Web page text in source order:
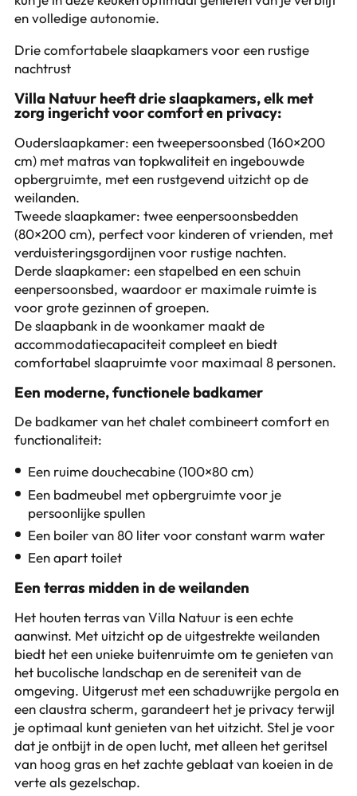
en volledige autonomie.
Drie comfortabele slaapkamers voor een rustige
nachtrust
Villa Natuur heeft drie slaapkamers, elk met
zorg ingericht voor comfort en privacy:
Ouderslaapkamer: een tweepersoonsbed (160×200
cm) met matras van topkwaliteit en ingebouwde
opbergruimte, met een rustgevend uitzicht op de
weilanden.
Tweede slaapkamer: twee eenpersoonsbedden
(80×200 cm), perfect voor kinderen of vrienden, met
verduisteringsgordijnen voor rustige nachten.
Derde slaapkamer: een stapelbed en een schuin
eenpersoonsbed, waardoor er maximale ruimte is
voor grote gezinnen of groepen.
De slaapbank in de woonkamer maakt de
accommodatiecapaciteit compleet en biedt
comfortabel slaapruimte voor maximaal 8 personen.
Een moderne, functionele badkamer
De badkamer van het chalet combineert comfort en
functionaliteit:
Een ruime douchecabine (100×80 cm)
Een badmeubel met opbergruimte voor je
persoonlijke spullen
Een boiler van 80 liter voor constant warm water
Een apart toilet
Een terras midden in de weilanden
Het houten terras van Villa Natuur is een echte
aanwinst. Met uitzicht op de uitgestrekte weilanden
biedt het een unieke buitenruimte om te genieten van
het bucolische landschap en de sereniteit van de
omgeving. Uitgerust met een schaduwrijke pergola en
een claustra scherm, garandeert het je privacy terwijl
je optimaal kunt genieten van het uitzicht. Stel je voor
dat je ontbijt in de open lucht, met alleen het geritsel
van hoog gras en het zachte geblaat van koeien in de
verte als gezelschap.